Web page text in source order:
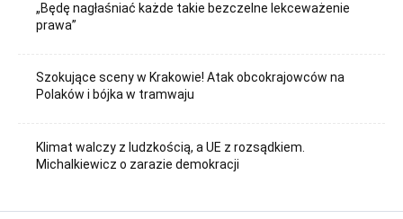
„Będę nagłaśniać każde takie bezczelne lekceważenie
prawa”
Szokujące sceny w Krakowie! Atak obcokrajowców na
Polaków i bójka w tramwaju
Klimat walczy z ludzkością, a UE z rozsądkiem.
Michalkiewicz o zarazie demokracji